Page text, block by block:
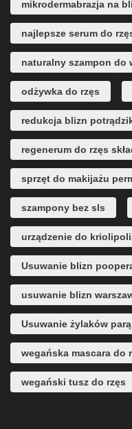
mikrodermabrazja na
najlepsze serum do
naturalny szampon do
odżywka do rzęs
redukcja blizn
regenerum do rzęs
sprzęt do makijażu
szampony bez sls
urządzenie do
Usuwanie blizn
usuwanie blizn
Usuwanie żylaków
wegańska mascara do
wegański tusz do rzęs